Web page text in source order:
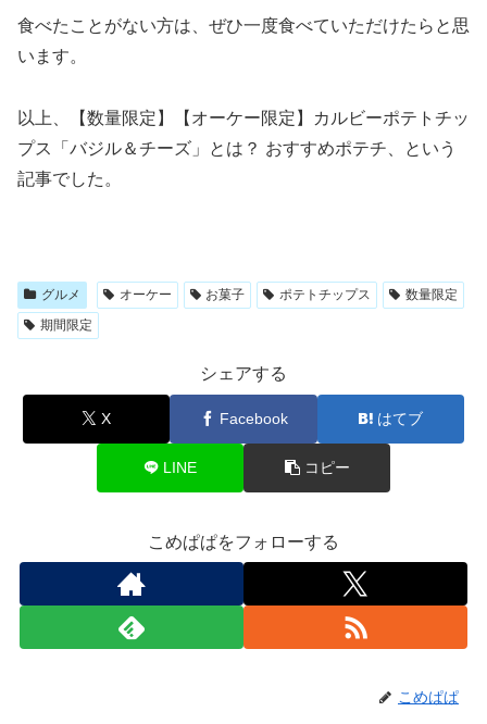
食べたことがない方は、ぜひ一度食べていただけたらと思
います。
以上、【数量限定】【オーケー限定】カルビーポテトチッ
プス「バジル＆チーズ」とは？ おすすめポテチ、という
記事でした。
グルメ オーケー お菓子 ポテトチップス
数量限定
期間限定
シェアする
X Facebook はてブ
LINE コピー
こめぱぱをフォローする
こめぱぱ